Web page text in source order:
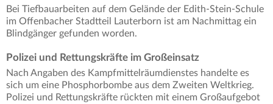
Bei Tiefbauarbeiten auf dem Gelände der Edith-Stein-Schule
im Offenbacher Stadtteil Lauterborn ist am Nachmittag ein
Blindgänger gefunden worden.
Polizei und Rettungskräfte im Großeinsatz
Nach Angaben des Kampfmittelräumdienstes handelte es
sich um eine Phosphorbombe aus dem Zweiten Weltkrieg.
Polizei und Rettungskräfte rückten mit einem Großaufgebot